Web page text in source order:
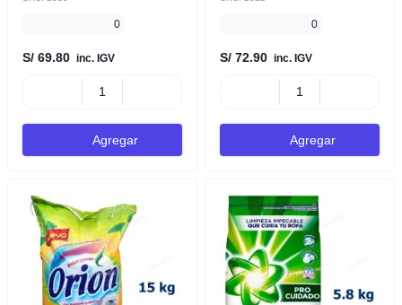
0
S/ 69.80 inc. IGV
Agregar
0
S/ 72.90 inc. IGV
Agregar